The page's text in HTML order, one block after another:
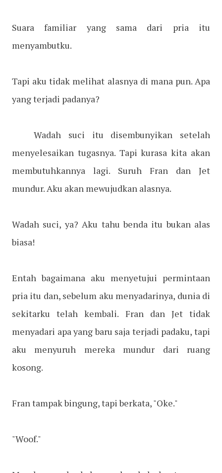
Suara familiar yang sama dari pria itu
menyambutku.
Tapi aku tidak melihat alasnya di mana pun. Apa
yang terjadi padanya?
Wadah suci itu disembunyikan setelah
menyelesaikan tugasnya. Tapi kurasa kita akan
membutuhkannya lagi. Suruh Fran dan Jet
mundur. Aku akan mewujudkan alasnya.
Wadah suci, ya? Aku tahu benda itu bukan alas
biasa!
Entah bagaimana aku menyetujui permintaan
pria itu dan, sebelum aku menyadarinya, dunia di
sekitarku telah kembali. Fran dan Jet tidak
menyadari apa yang baru saja terjadi padaku, tapi
aku menyuruh mereka mundur dari ruang
kosong.
Fran tampak bingung, tapi berkata, "Oke."
"Woof."